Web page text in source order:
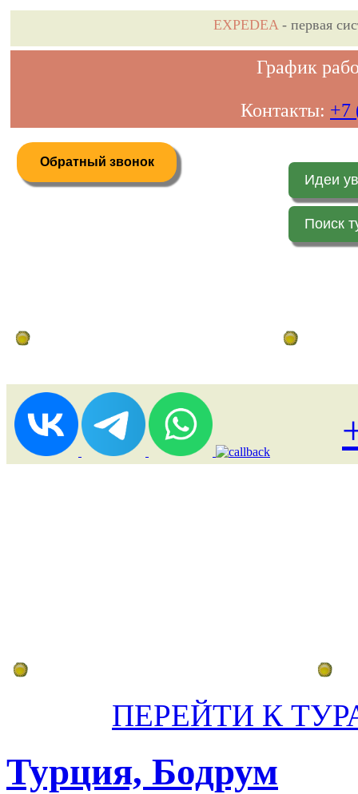
EXPEDEA- первая
График
Контакты: +7
Обратный звонок
Идеи
Поиск
Дистанционное бронирование туров
ПЕРЕЙТИ К
Турция, Бодрум